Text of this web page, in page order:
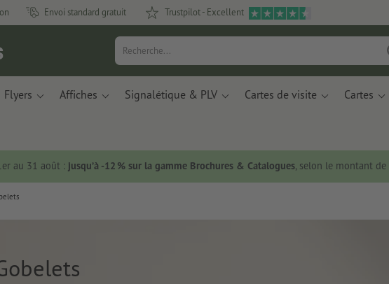
Envoi standard gratuit Trustpilot - Excellent
Flyers Affiches Signalétique & PLV Cartes de visite Cartes
au 31 août : jusqu’à -12 % sur la gamme Brochures & Catalogues, selon le montant de